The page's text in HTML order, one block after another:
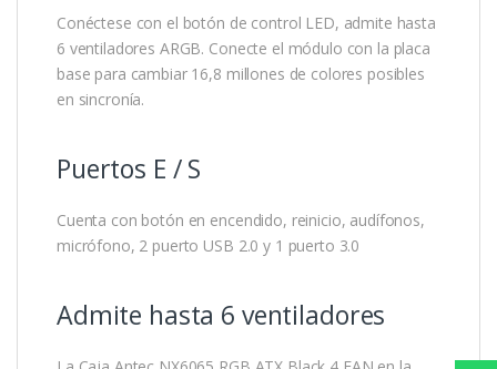
Conéctese con el botón de control LED, admite hasta
6 ventiladores ARGB. Conecte el módulo con la placa
base para cambiar 16,8 millones de colores posibles
en sincronía.
Puertos E / S
Cuenta con botón en encendido, reinicio, audífonos,
micrófono, 2 puerto USB 2.0 y 1 puerto 3.0
Admite hasta 6 ventiladores